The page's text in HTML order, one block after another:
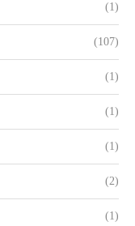
(1)
(107)
(1)
(1)
(1)
(2)
(1)